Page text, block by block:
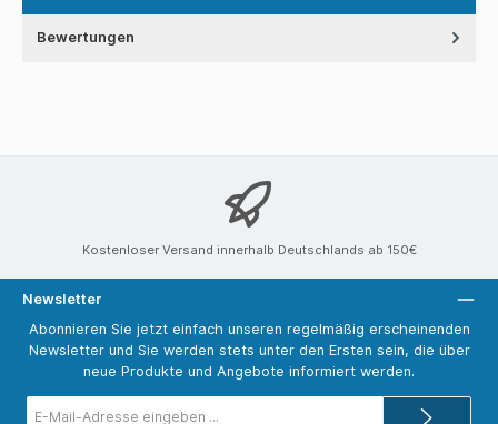
Bewertungen
Kostenloser Versand innerhalb Deutschlands ab 150€
Newsletter
Abonnieren Sie jetzt einfach unseren regelmäßig erscheinenden
Newsletter und Sie werden stets unter den Ersten sein, die über
neue Produkte und Angebote informiert werden.
Mail-